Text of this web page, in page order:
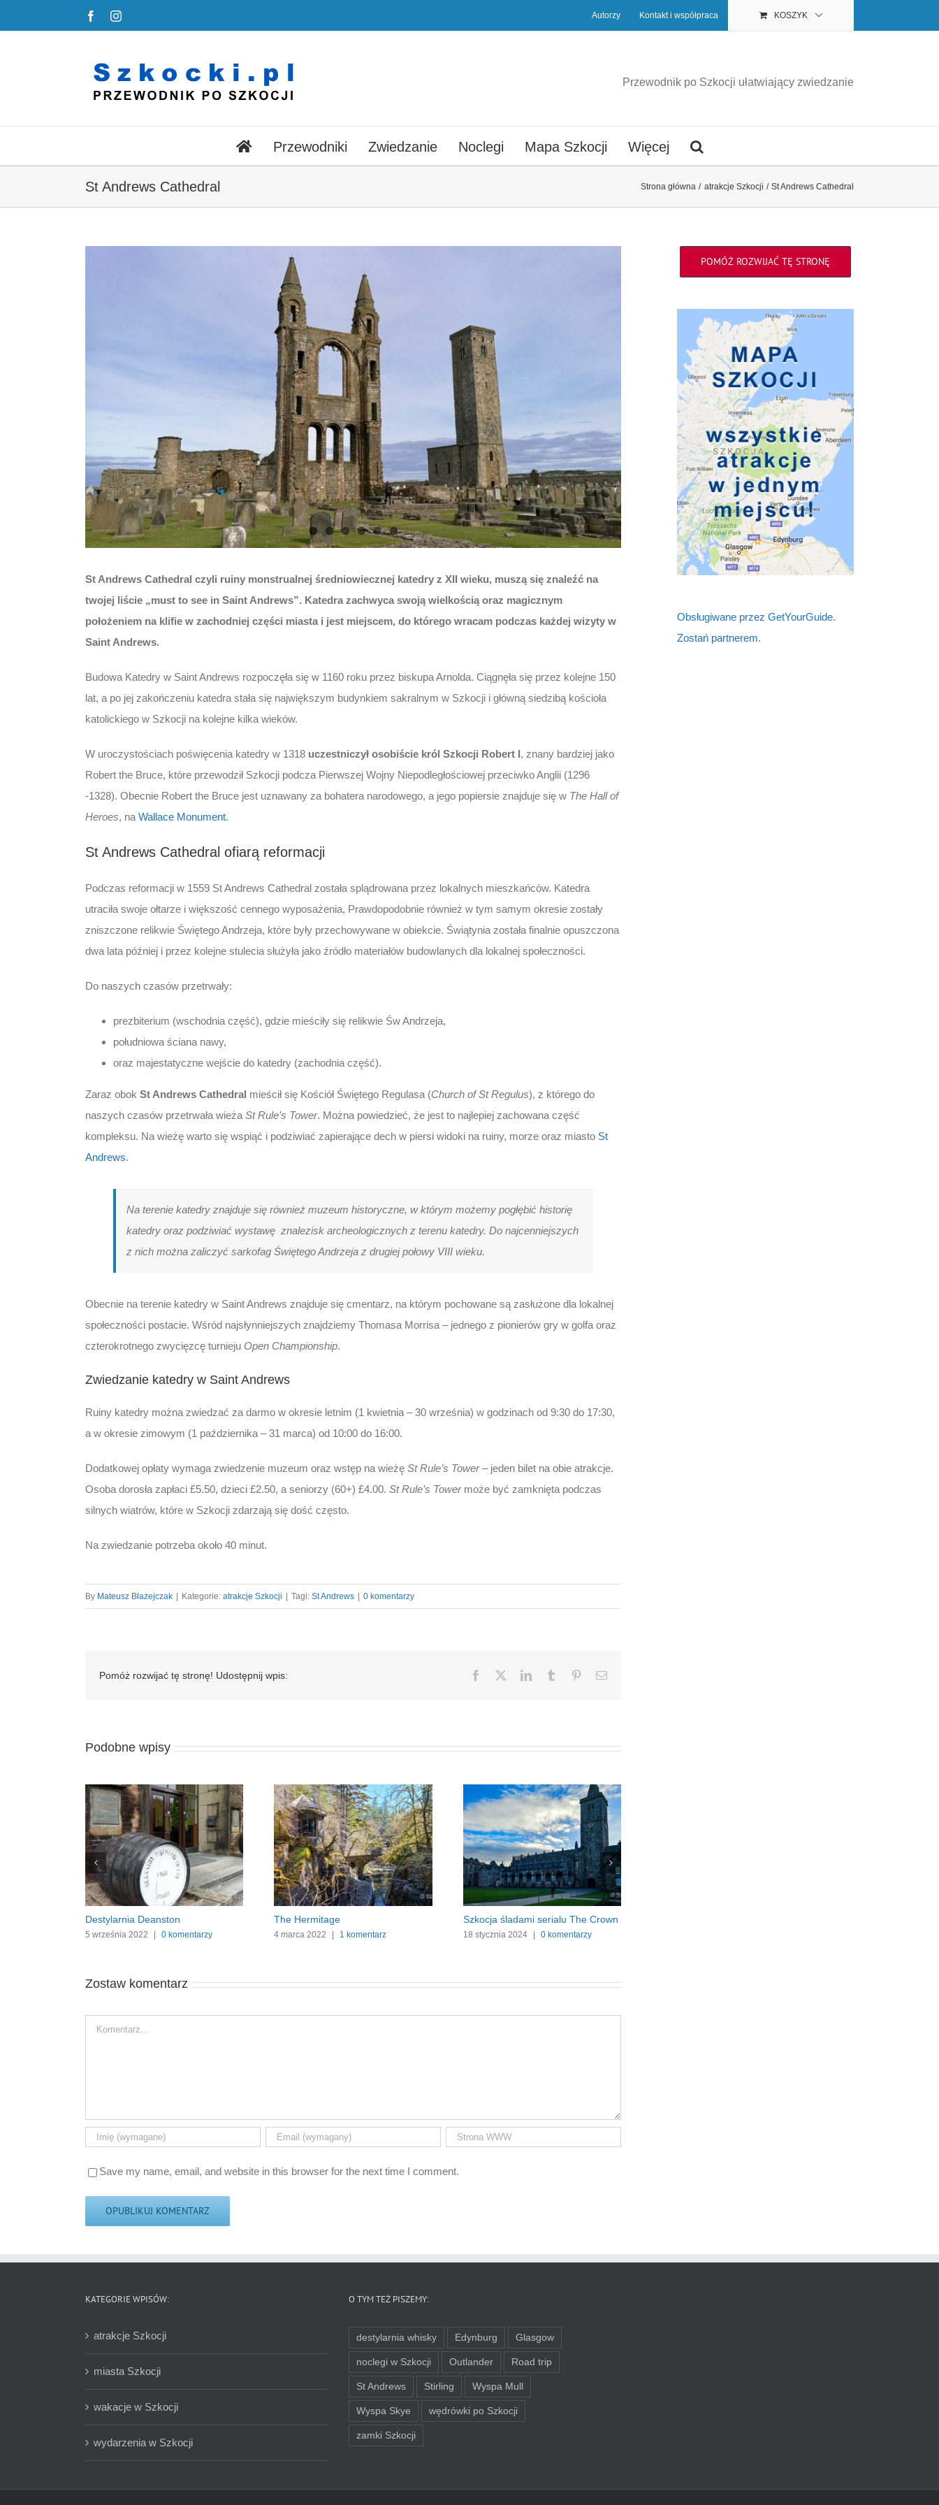
do
FacebookInstagram Autorzy Kontakt i współpraca KOSZYK
Przewodnik po Szkocji ułatwiający zwiedzanie
Przewodniki Zwiedzanie Noclegi Mapa Szkocji Więcej
St Andrews Cathedral Strona główna atrakcje Szkocji St Andrews Cathedral
St Andrews Cathedral czyli ruiny monstrualnej średniowiecznej katedry z XII wieku, muszą się znaleźć na
twojej liście „must to see in Saint Andrews”. Katedra zachwyca swoją wielkością oraz magicznym
położeniem na klifie w zachodniej części miasta i jest miejscem, do którego wracam podczas każdej wizyty w
Saint Andrews.
Budowa Katedry w Saint Andrews rozpoczęła się w 1160 roku przez biskupa Arnolda. Ciągnęła się przez kolejne 150
lat, a po jej zakończeniu katedra stała się największym budynkiem sakralnym w Szkocji i główną siedzibą kościoła
katolickiego w Szkocji na kolejne kilka wieków.
W uroczystościach poświęcenia katedry w 1318 uczestniczył osobiście król Szkocji Robert I, znany bardziej jako
Robert the Bruce, które przewodził Szkocji podcza Pierwszej Wojny Niepodległościowej przeciwko Anglii (1296
-1328). Obecnie Robert the Bruce jest uznawany za bohatera narodowego, a jego popiersie znajduje się w The Hall of
Heroes, na Wallace Monument.
St Andrews Cathedral ofiarą reformacji
Podczas reformacji w 1559 St Andrews Cathedral została splądrowana przez lokalnych mieszkańców. Katedra
utraciła swoje ołtarze i większość cennego wyposażenia, Prawdopodobnie również w tym samym okresie zostały
zniszczone relikwie Świętego Andrzeja, które były przechowywane w obiekcie. Świątynia została finalnie opuszczona
dwa lata później i przez kolejne stulecia służyła jako źródło materiałów budowlanych dla lokalnej społeczności.
Do naszych czasów przetrwały:
prezbiterium (wschodnia część), gdzie mieściły się relikwie Św Andrzeja,
południowa ściana nawy,
oraz majestatyczne wejście do katedry (zachodnia część).
Zaraz obok St Andrews Cathedral mieścił się Kościół Świętego Regulasa (Church of St Regulus), z którego do
naszych czasów przetrwała wieża St Rule’s Tower. Można powiedzieć, że jest to najlepiej zachowana część
kompleksu. Na wieżę warto się wspiąć i podziwiać zapierające dech w piersi widoki na ruiny, morze oraz miasto St
Andrews.
Na terenie katedry znajduje się również muzeum historyczne, w którym możemy pogłębić historię
katedry oraz podziwiać wystawę znalezisk archeologicznych z terenu katedry. Do najcenniejszych
z nich można zaliczyć sarkofag Świętego Andrzeja z drugiej połowy VIII wieku.
Obecnie na terenie katedry w Saint Andrews znajduje się cmentarz, na którym pochowane są zasłużone dla lokalnej
społeczności postacie. Wśród najsłynniejszych znajdziemy Thomasa Morrisa – jednego z pionierów gry w golfa oraz
czterokrotnego zwycięzcę turnieju Open Championship.
Zwiedzanie katedry w Saint Andrews
Ruiny katedry można zwiedzać za darmo w okresie letnim (1 kwietnia – 30 września) w godzinach od 9:30 do 17:30,
a w okresie zimowym (1 października – 31 marca) od 10:00 do 16:00.
Dodatkowej opłaty wymaga zwiedzenie muzeum oraz wstęp na wieżę St Rule’s Tower– jeden bilet na obie atrakcje.
Osoba dorosła zapłaci £5.50, dzieci £2.50, a seniorzy (60+) £4.00. St Rule’s Towermoże być zamknięta podczas
silnych wiatrów, które w Szkocji zdarzają się dość często.
Na zwiedzanie potrzeba około 40 minut.
By Mateusz Błażejczak Kategorie: atrakcje Szkocji Tagi: St Andrews 0 komentarzy
Pomóż rozwijać tę stronę! Udostępnij wpis: Facebook LinkedInTumblr PinterestEmail
Podobne wpisy
Destylarnia Deanston
5 września 2022 0 komentarzy
The Hermitage
4 marca 2022 1 komentarz
Szkocja śladami serialu The Crown
18 stycznia 2024 0 komentarzy
Zostaw komentarz
Comment
Save my name, email, and website in this browser for the next time I comment.
POMÓŻ ROZWIJAĆ TĘ STRONĘ
Obsługiwane przez GetYourGuide.
Zostań partnerem.
KATEGORIE WPISÓW:
atrakcje Szkocji
miasta Szkocji
wakacje w Szkocji
wydarzenia w Szkocji
O TYM TEŻ PISZEMY:
destylarnia whisky Edynburg Glasgow
noclegi w Szkocji Outlander Road trip
St Andrews Stirling Wyspa Mull
Wyspa Skye wędrówki po Szkocji
zamki Szkocji